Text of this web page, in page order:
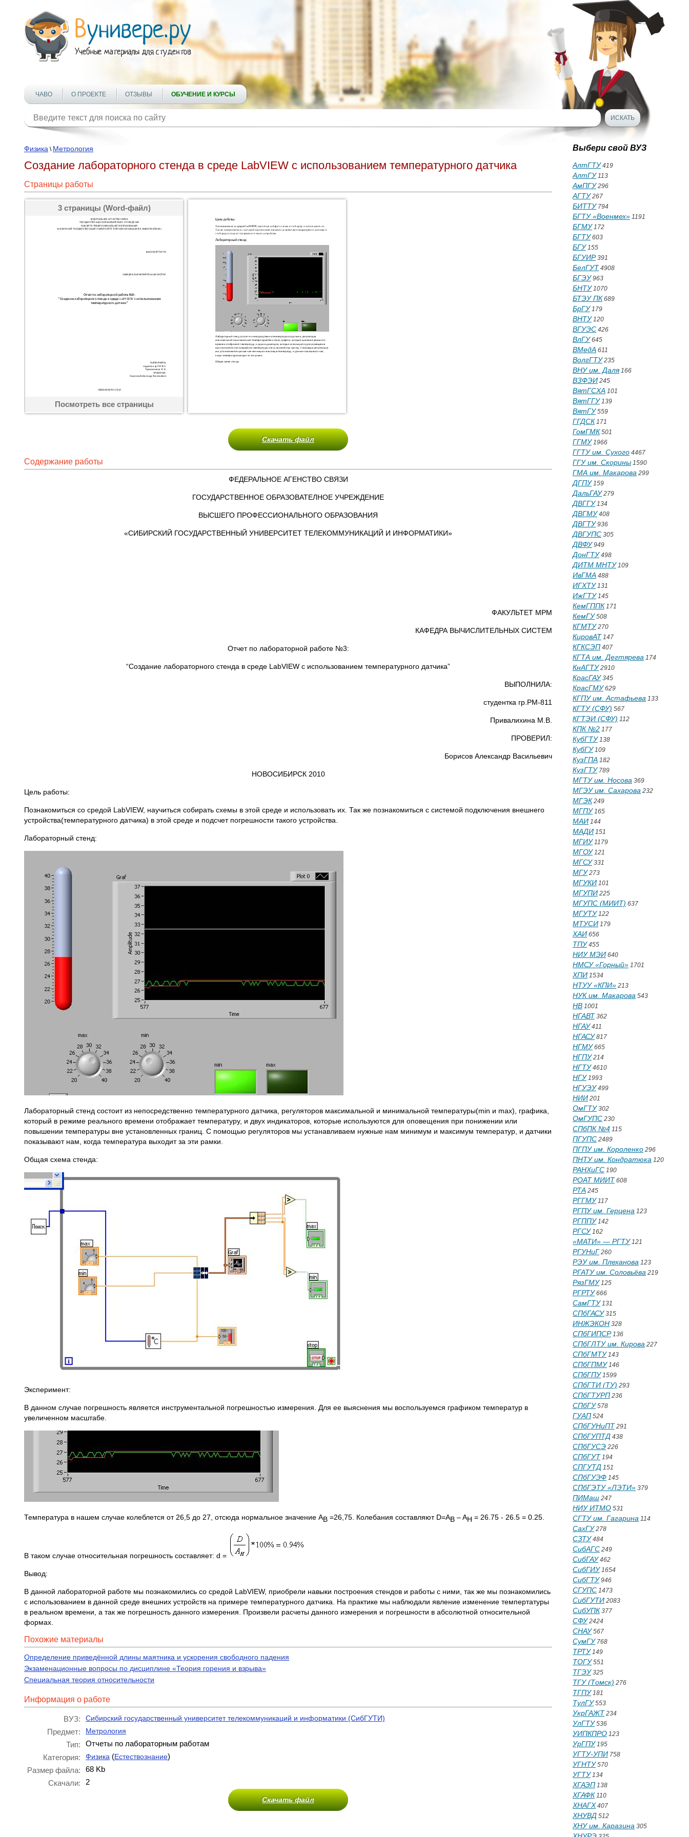
ЧАВО О ПРОЕКТЕ ОТЗЫВЫ ОБУЧЕНИЕ И КУРСЫ
Физика \ Метрология
Создание лабораторного стенда в среде LabVIEW с использованием температурного датчика
Страницы работы
3 страницы (Word-файл)
Посмотреть все страницы
Скачать файл
Содержание работы
ФЕДЕРАЛЬНОЕ АГЕНСТВО СВЯЗИ
ГОСУДАРСТВЕННОЕ ОБРАЗОВАТЕЛНОЕ УЧРЕЖДЕНИЕ
ВЫСШЕГО ПРОФЕССИОНАЛЬНОГО ОБРАЗОВАНИЯ
«СИБИРСКИЙ ГОСУДАРСТВЕННЫЙ УНИВЕРСИТЕТ ТЕЛЕКОММУНИКАЦИЙ И ИНФОРМАТИКИ»
ФАКУЛЬТЕТ МРМ
КАФЕДРА ВЫЧИСЛИТЕЛЬНЫХ СИСТЕМ
Отчет по лабораторной работе №3:
“Создание лабораторного стенда в среде LabVIEW с использованием температурного датчика”
ВЫПОЛНИЛА:
студентка гр.РМ-811
Привалихина М.В.
ПРОВЕРИЛ:
Борисов Александр Васильевич
НОВОСИБИРСК 2010
Цель работы:
Познакомиться со средой LabVIEW, научиться собирать схемы в этой среде и использовать их. Так же познакомиться с системой подключения внешнего
устройства(температурного датчика) в этой среде и подсчет погрешности такого устройства.
Лабораторный стенд:
Лабораторный стенд состоит из непосредственно температурного датчика, регуляторов максимальной и минимальной температуры(min и max), графика,
который в режиме реального времени отображает температуру, и двух индикаторов, которые используются для оповещения при понижении или
повышении температуры вне установленных границ. С помощью регуляторов мы устанавливаем нужные нам минимум и максимум температур, и датчики
показывают нам, когда температура выходит за эти рамки.
Общая схема стенда:
Эксперимент:
В данном случае погрешность является инструментальной погрешностью измерения. Для ее выяснения мы воспользуемся графиком температур в
увеличенном масштабе.
Температура в нашем случае колеблется от 26,5 до 27, отсюда нормальное значение АВ =26,75. Колебания составляют D=AB – AH = 26.75 - 26.5 = 0.25.
В таком случае относительная погрешность составляет: d =
Вывод:
В данной лабораторной работе мы познакомились со средой LabVIEW, приобрели навыки построения стендов и работы с ними, так же мы познакомились
с использованием в данной среде внешних устройств на примере температурного датчика. На практике мы наблюдали явление изменение темпертатуры
в реальном времени, а так же погрешность данного измерения. Произвели расчеты данного измерения и погрешности в абсолютной относительной
формах.
Похожие материалы
Определение приведённой длины маятника и ускорения свободного падения
Экзаменационные вопросы по дисциплине «Теория горения и взрыва»
Специальная теория относительности
Информация о работе
ВУЗ: Сибирский государственный университет телекоммуникаций и информатики (СибГУТИ)
Предмет: Метрология
Тип:
Отчеты по лабораторным работам
Категория:
Физика (Естествознание)
Размер файла:
68 Kb
Скачали:
2
Скачать файл
Выбери свой ВУЗ
АлтГТУ419
АлтГУ113
АмПГУ296
АГТУ267
БИТТУ794
БГТУ «Военмех» 1191
БГМУ172
БГТУ603
БГУ155
БГУИР391
БелГУТ 4908
БГЭУ963
БНТУ1070
БТЭУ ПК 689
БрГУ179
ВНТУ120
ВГУЭС 426
ВлГУ645
ВМедА 611
ВолгГТУ235
ВНУ им. Даля166
ВЗФЭИ 245
ВятГСХА 101
ВятГГУ139
ВятГУ559
ГГДСК 171
ГомГМК 501
ГГМУ1966
ГГТУ им. Сухого 4467
ГГУ им. Скорины 1590
ГМА им. Макарова 299
ДГПУ159
ДальГАУ279
ДВГГУ134
ДВГМУ408
ДВГТУ936
ДВГУПС 305
ДВФУ949
ДонГТУ498
ДИТМ МНТУ109
ИвГМА 488
ИГХТУ131
ИжГТУ145
КемГППК 171
КемГУ508
КГМТУ270
КировАТ 147
КГКСЭП 407
КГТА им. Дегтярева 174
КнАГТУ2910
КрасГАУ345
КрасГМУ629
КГПУ им. Астафьева 133
КГТУ (СФУ) 567
КГТЭИ (СФУ) 112
КПК №2 177
КубГТУ138
КубГУ109
КузГПА 182
КузГТУ789
МГТУ им. Носова 369
МГЭУ им. Сахарова 232
МГЭК 249
МГПУ165
МАИ 144
МАДИ 151
МГИУ1179
МГОУ121
МГСУ331
МГУ273
МГУКИ 101
МГУПИ 225
МГУПС (МИИТ) 637
МГУТУ122
МТУСИ 179
ХАИ 656
ТПУ455
НИУ МЭИ 640
НМСУ «Горный» 1701
ХПИ 1534
НТУУ «КПИ» 213
НУК им. Макарова 543
НВ 1001
НГАВТ 362
НГАУ411
НГАСУ817
НГМУ665
НГПУ214
НГТУ4610
НГУ1993
НГУЭУ499
НИИ 201
ОмГТУ302
ОмГУПС 230
СПбПК №4 115
ПГУПС 2489
ПГПУ им. Короленко 296
ПНТУ им. Кондратюка 120
РАНХиГС 190
РОАТ МИИТ 608
РТА 245
РГГМУ117
РГПУ им. Герцена 123
РГППУ142
РГСУ162
«МАТИ» — РГТУ121
РГУНиГ 260
РЭУ им. Плеханова 123
РГАТУ им. Соловьёва 219
РязГМУ125
РГРТУ666
СамГТУ131
СПбГАСУ315
ИНЖЭКОН 328
СПбГИПСР136
СПбГЛТУ им. Кирова 227
СПбГМТУ143
СПбГПМУ146
СПбГПУ1599
СПбГТИ (ТУ) 293
СПбГТУРП 236
СПбГУ578
ГУАП 524
СПбГУНиПТ 291
СПбГУПТД 438
СПбГУСЭ 226
СПбГУТ 194
СПГУТД 151
СПбГУЭФ 145
СПбГЭТУ «ЛЭТИ» 379
ПИМаш 247
НИУ ИТМО 531
СГТУ им. Гагарина 114
СахГУ278
СЗТУ484
СибАГС 249
СибГАУ462
СибГИУ1654
СибГТУ946
СГУПС 1473
СибГУТИ 2083
СибУПК 377
СФУ2424
СНАУ567
СумГУ768
ТРТУ149
ТОГУ551
ТГЭУ325
ТГУ (Томск) 276
ТГПУ181
ТулГУ553
УкрГАЖТ 234
УлГТУ536
УИПКПРО 123
УрГПУ195
УГТУ-УПИ 758
УГНТУ570
УГТУ134
ХГАЭП 138
ХГАФК 110
ХНАГХ 407
ХНУВД 512
ХНУ им. Каразина 305